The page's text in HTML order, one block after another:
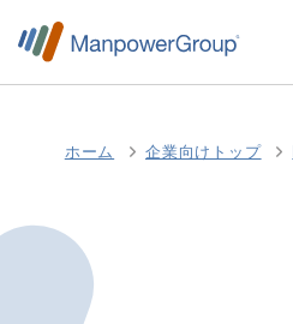
ホーム 企業向けトップ